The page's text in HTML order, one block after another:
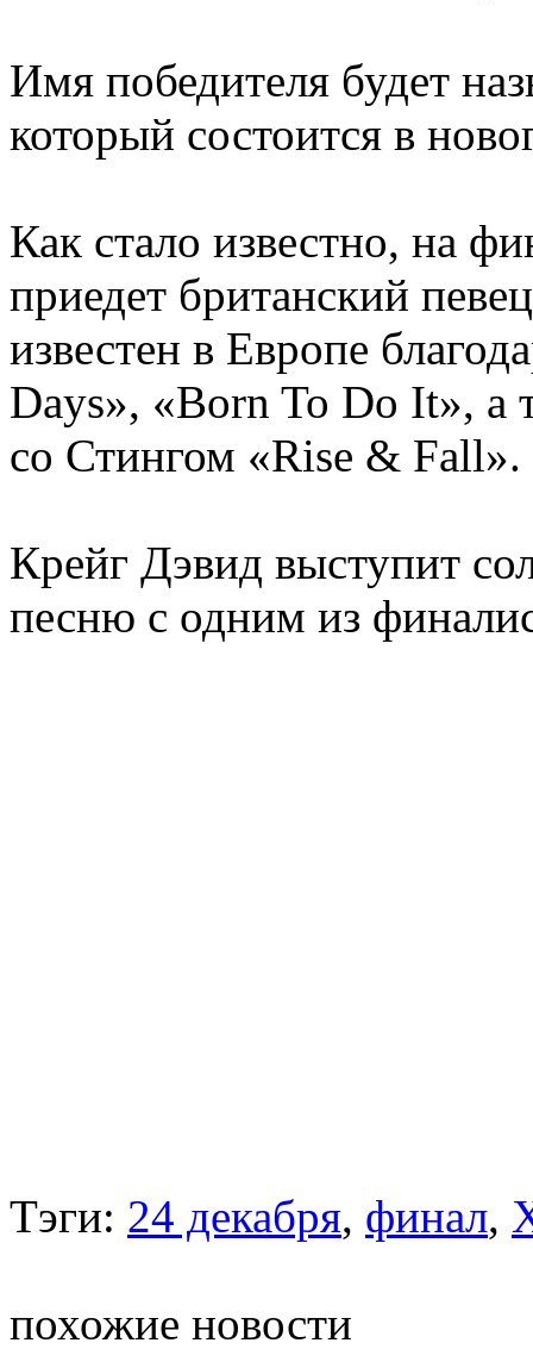
Имя победителя будет
который состоится в
Как стало известно, на
приедет британский
известен в Европе
Days», «Born To Do It», а
со Стингом «Rise & Fall».
Крейг Дэвид выступит
песню с одним из
Тэги: 24 декабря, финал,
похожие новости